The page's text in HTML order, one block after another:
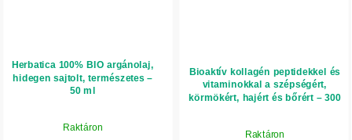
Herbatica 100% BIO argánolaj,
hidegen sajtolt, természetes –
50 ml
Raktáron
Bioaktív kollagén peptidekkel és
vitaminokkal a szépségért,
körmökért, hajért és bőrért – 300
Raktáron